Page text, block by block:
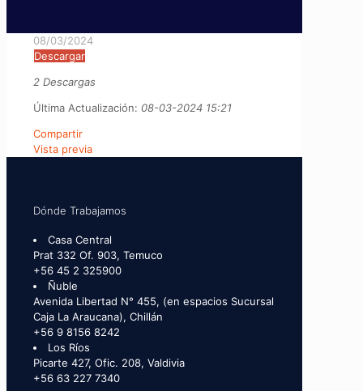
08/03/2024
Descargar
2 Descargas
Última Actualización: 08-03-2024 15:21
Compartir
Vista previa
Dónde Trabajamos
Casa Central
Prat 332 Of. 903, Temuco
+56 45 2 325900
Ñuble
Avenida Libertad N° 455, (en espacios Sucursal
Caja La Araucana), Chillán
+56 9 8156 8242
Los Ríos
Picarte 427, Ofic. 208, Valdivia
+56 63 227 7340